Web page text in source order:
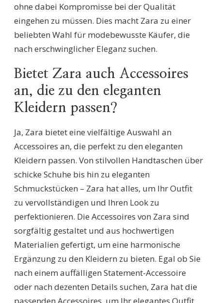
ohne dabei Kompromisse bei der Qualität
eingehen zu müssen. Dies macht Zara zu einer
beliebten Wahl für modebewusste Käufer, die
nach erschwinglicher Eleganz suchen.
Bietet Zara auch Accessoires
an, die zu den eleganten
Kleidern passen?
Ja, Zara bietet eine vielfältige Auswahl an
Accessoires an, die perfekt zu den eleganten
Kleidern passen. Von stilvollen Handtaschen über
schicke Schuhe bis hin zu eleganten
Schmuckstücken – Zara hat alles, um Ihr Outfit
zu vervollständigen und Ihren Look zu
perfektionieren. Die Accessoires von Zara sind
sorgfältig gestaltet und aus hochwertigen
Materialien gefertigt, um eine harmonische
Ergänzung zu den Kleidern zu bieten. Egal ob Sie
nach einem auffälligen Statement-Accessoire
oder nach dezenten Details suchen, Zara hat die